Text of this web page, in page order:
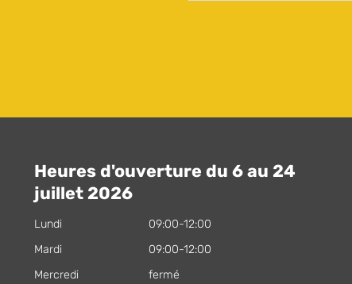
Heures d'ouverture du 6 au 24
juillet 2026
Lundi
09:00-12:00
Mardi
09:00-12:00
Mercredi
fermé